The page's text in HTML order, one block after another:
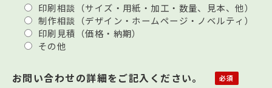
印刷相談（サイズ・用紙・加工・数量、見本、他）
制作相談（デザイン・ホームページ・ノベルティ）
印刷見積（価格・納期）
その他
お問い合わせの詳細をご記入ください。